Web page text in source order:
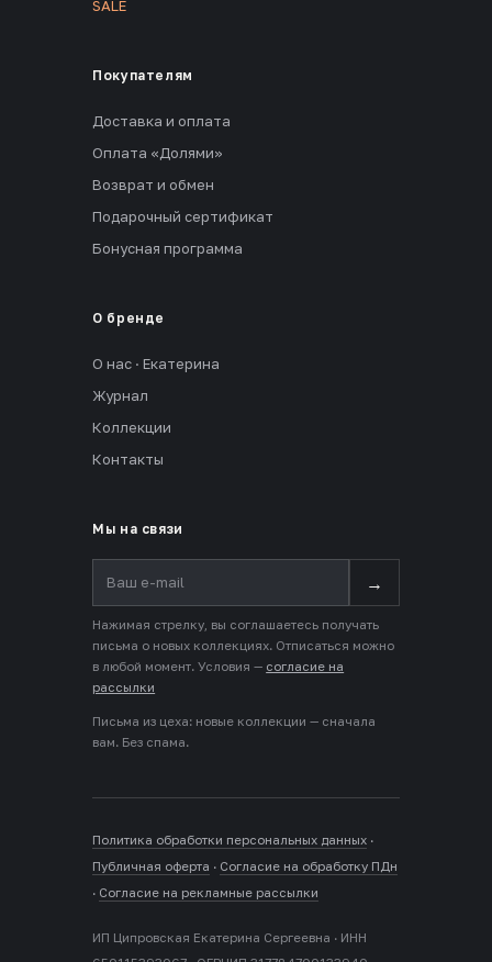
SALE
Покупателям
Доставка и оплата
Оплата «Долями»
Возврат и обмен
Подарочный сертификат
Бонусная программа
О бренде
О нас · Екатерина
Журнал
Коллекции
Контакты
Мы на связи
→
Нажимая стрелку, вы соглашаетесь получать
письма о новых коллекциях. Отписаться можно
в любой момент. Условия — согласие на
рассылки
Письма из цеха: новые коллекции — сначала
вам. Без спама.
Политика обработки персональных данных ·
Публичная оферта · Согласие на обработку ПДн
· Согласие на рекламные рассылки
ИП Ципровская Екатерина Сергеевна · ИНН